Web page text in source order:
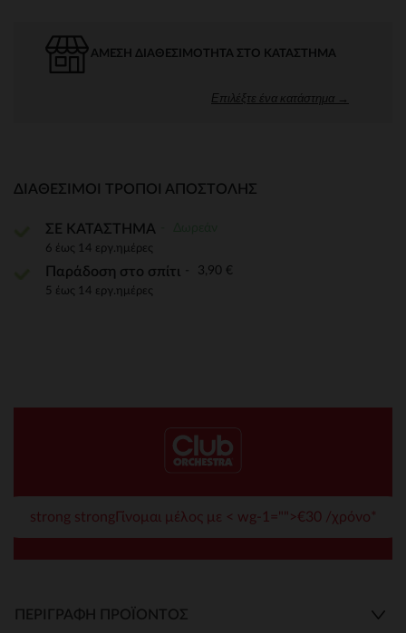
ΆΜΕΣΗ ΔΙΑΘΕΣΙΜΌΤΗΤΑ ΣΤΟ ΚΑΤΆΣΤΗΜΑ
Επιλέξτε ένα κατάστημα →
ΔΙΑΘΈΣΙΜΟΙ ΤΡΌΠΟΙ ΑΠΟΣΤΟΛΉΣ
ΣΕ ΚΑΤΑΣΤΗΜΑ
6 έως 14 εργ.ημέρες
Παράδοση στο σπίτι 3,90 €
5 έως 14 εργ.ημέρες
strong strongΓίνομαι μέλος με < wg-1="">€30 /χρόνο*
ΠΕΡΙΓΡΑΦΉ ΠΡΟΪΌΝΤΟΣ